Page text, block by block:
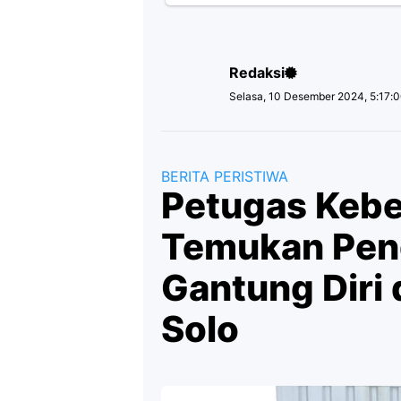
Redaksi
Selasa, 10 Desember 2024,
BERITA PERISTIWA
Petugas
Temukan
Gantung Diri
Solo